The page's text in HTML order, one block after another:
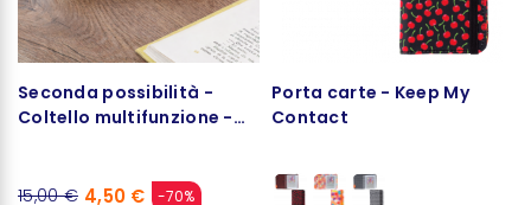
Seconda possibilità -
Coltello multifunzione -
15,00 € 4,50 € -70%
Porta carte - Keep My
Contact